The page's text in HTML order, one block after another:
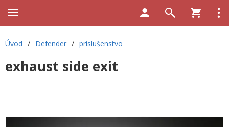
Úvod / Defender / príslušenstvo
exhaust side exit